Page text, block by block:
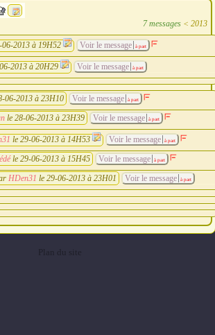
7 messages< 2013
06-2013 à 19H52 Voir le message à part
2013 à 20H29 Voir le message à part
06-2013 à 23H10 Voir le message à part
le 28-06-2013 à 23H39 Voir le message à part
le 29-06-2013 à 14H53 Voir le message à part
le 29-06-2013 à 15H45 Voir le message à part
HDen31 le 29-06-2013 à 23H01 Voir le message à part
Plan du site